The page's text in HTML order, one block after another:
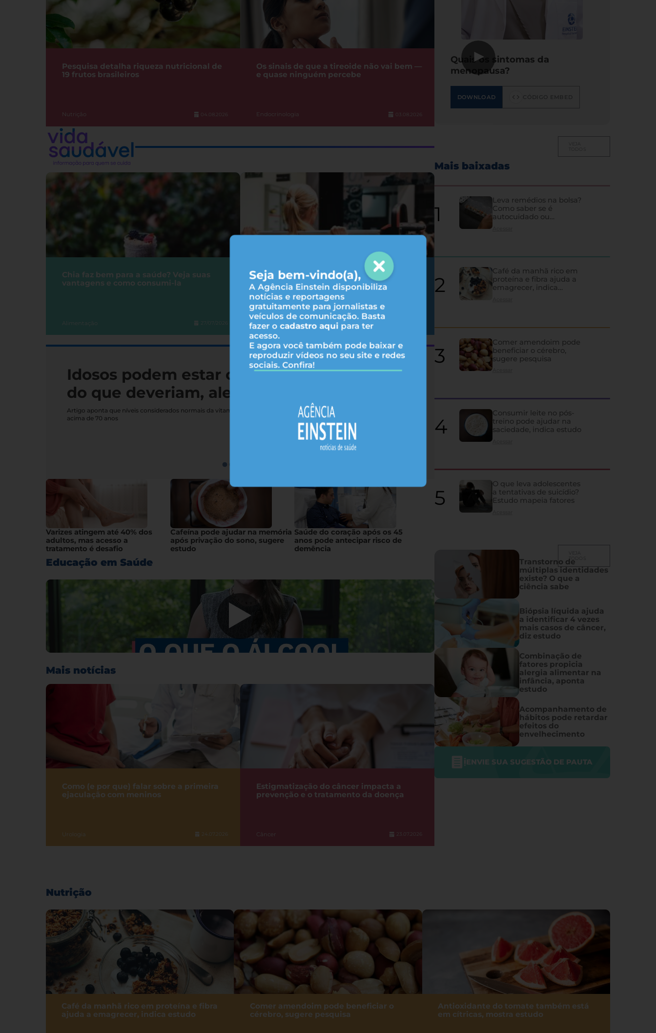
Seja bem-vindo(a),
A Agência Einstein disponibiliza
notícias e reportagens
gratuitamente para jornalistas e
veículos de comunicação. Basta
fazer ocadastro aqui para ter
acesso.
E agora você também pode baixar e
reproduzir vídeos no seu site e redes
sociais. Confira!
Pesquisa detalha riqueza nutricional de
19 frutos brasileiros
Nutrição 04.08.2026
Os sinais de que a tireoide não vai bem —
e quase ninguém percebe
Endocrinologia 03.08.2026
Chia faz bem para a saúde? Veja suas
vantagens e como consumi-la
Alimentação 27/07/2026
Hipertrofia: 6 fatores que influenciam
nos resultados do treino
Atividade física
Idosos podem estar consumindo menos B12
do que deveriam, alerta estudo
Artigo aponta que níveis considerados normais da vitamina podem esconder riscos neurológicos graves para pessoas
acima de 70 anos
Diagnóstico tardio e
Levantamento nos EUA revela que quase metade dos pacientes
diagnosticados em estágio inicial
Varizes atingem até 40% dos
adultos, mas acesso a
tratamento é desafio
Cafeína pode ajudar na memória
após privação do sono, sugere
estudo
Saúde do coração após os 45
anos pode antecipar risco de
demência
Educação em Saúde
Mais notícias
Como (e por que) falar sobre a primeira
ejaculação com meninos
Urologia 24.07.2026
Estigmatização do câncer impacta a
prevenção e o tratamento da doença
Câncer 23.07.2026
▶
Quais os sintomas da
menopausa?
DOWNLOAD
Mais baixadas
Leva remédios na bolsa?
Como saber se é
autocuidado ou
hipocondria
Acessar
Café da manhã rico em
proteína e fibra ajuda a
emagrecer, indica
Comer amendoim pode
beneficiar o cérebro,
sugere pesquisa
Acessar
Consumir leite no pós-
treino pode ajudar na
saciedade, indica estudo
Acessar
O que leva adolescentes
a tentativas de suicídio?
Estudo mapeia fatores
Acessar
TODOS
Transtorno de
múltiplas identidades
existe? O que a
ciência sabe
Biópsia líquida ajuda
a identificar 4 vezes
mais casos de câncer,
diz estudo
Combinação de
fatores propicia
alergia alimentar na
infância, aponta
estudo
Acompanhamento de
hábitos pode retardar
efeitos do
envelhecimento
ENVIE SUA SUGESTÃO DE PAUTA
Nutrição
Café da manhã rico em proteína e fibra
ajuda a emagrecer, indica estudo
Comer amendoim pode beneficiar o
cérebro, sugere pesquisa
Antioxidante do tomate também está
em cítricas, mostra estudo